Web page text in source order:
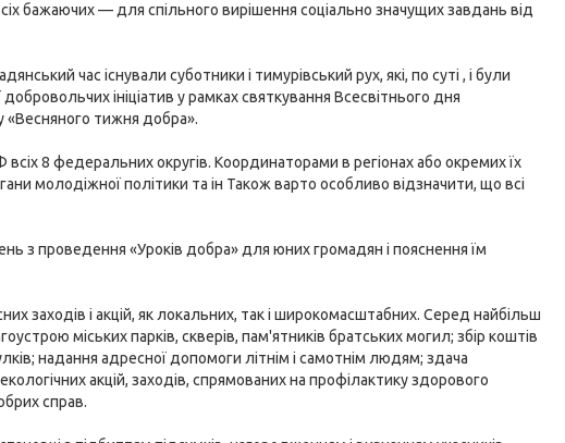
бажаючих — для спільного вирішення соціально значущих завдань від
час існували суботники і тимурівський рух, які, по суті , і були
ініціатив у рамках святкування Всесвітнього дня
«Весняного тижня добра».
8 федеральних округів. Координаторами в регіонах або окремих їх
молодіжної політики та ін Також варто особливо відзначити, що всі
з проведення «Уроків добра» для юних громадян і пояснення їм
заходів і акцій, як локальних, так і широкомасштабних. Серед найбільш
міських парків, скверів, пам'ятників братських могил; збір коштів
надання адресної допомоги літнім і самотнім людям; здача
акцій, заходів, спрямованих на профілактику здорового
справ.